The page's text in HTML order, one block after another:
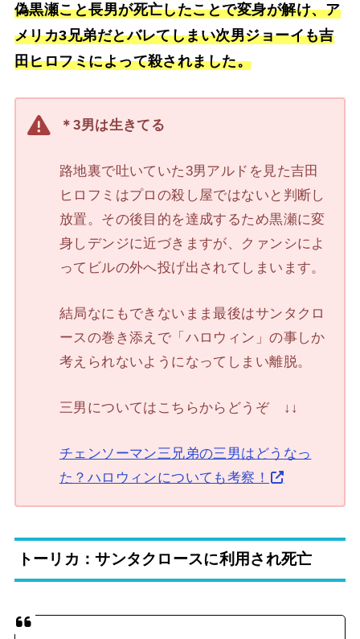
偽黒瀬こと長男が死亡したことで変身が解け、ア
メリカ3兄弟だとバレてしまい次男ジョーイも吉
田ヒロフミによって殺されました。
＊3男は生きてる
路地裏で吐いていた3男アルドを見た吉田
ヒロフミはプロの殺し屋ではないと判断し
放置。その後目的を達成するため黒瀬に変
身しデンジに近づきますが、クァンシによ
ってビルの外へ投げ出されてしまいます。
結局なにもできないまま最後はサンタクロ
ースの巻き添えで「ハロウィン」の事しか
考えられないようになってしまい離脱。
三男についてはこちらからどうぞ ↓↓
チェンソーマン三兄弟の三男はどうなっ
た？ハロウィンについても考察！
トーリカ：サンタクロースに利用され死亡